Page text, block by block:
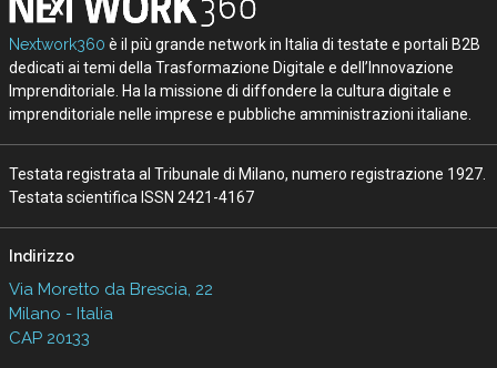
Nextwork360 è il più grande network in Italia di testate e portali B2B
dedicati ai temi della Trasformazione Digitale e dell’Innovazione
Imprenditoriale. Ha la missione di diffondere la cultura digitale e
imprenditoriale nelle imprese e pubbliche amministrazioni italiane.
Testata registrata al Tribunale di Milano, numero registrazione 1927.
Testata scientifica ISSN 2421-4167
Indirizzo
Via Moretto da Brescia, 22
Milano - Italia
CAP 20133